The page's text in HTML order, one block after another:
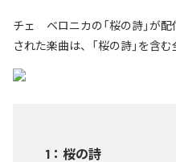
チェ ベロニカの「桜の詩」が
された楽曲は、「桜の詩」を含む
1 ： 桜の詩